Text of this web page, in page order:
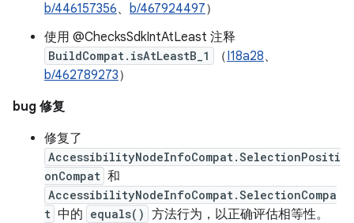
b/446157356、 b/467924497）
使用 @ChecksSdkIntAtLeast 注释
BuildCompat.isAtLeastB_1 （I18a28、
b/462789273）
bug 修复
修复了
AccessibilityNodeInfoCompat.SelectionPositi
onCompat 和
AccessibilityNodeInfoCompat.SelectionCompa
t 中的 equals() 方法行为，以正确评估相等性。